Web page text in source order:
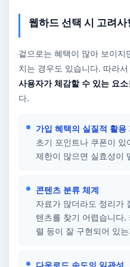
웹하드 선택 시 고려사
겉으로는 혜택이 많아 보이지
치는 경우도 있습니다. 따라
사용자가 체감할 수 있는 요소
다.
가입 혜택의 실질적 활용
초기 포인트나 쿠폰이
제한이 많으면 실효성이
콘텐츠 분류 체계
자료가 많더라도 정리가
텐츠를 찾기 어렵습니다
렬 등이 잘 구현되어 있